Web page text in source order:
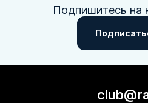
Подпишитесь на